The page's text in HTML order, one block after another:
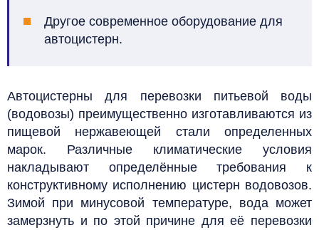
Другое современное оборудование для
автоцистерн.
Автоцистерны для перевозки питьевой воды
(водовозы) преимущественно изготавливаются из
пищевой нержавеющей стали определенных
марок. Различные климатические условия
накладывают определённые требования к
конструктивному исполнению цистерн водовозов.
Зимой при минусовой температуре, вода может
замерзнуть и по этой причине для её перевозки